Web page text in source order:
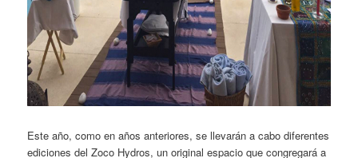
Este año, como en años anteriores, se llevarán a cabo diferentes
ediciones del Zoco Hydros, un original espacio que congregará a